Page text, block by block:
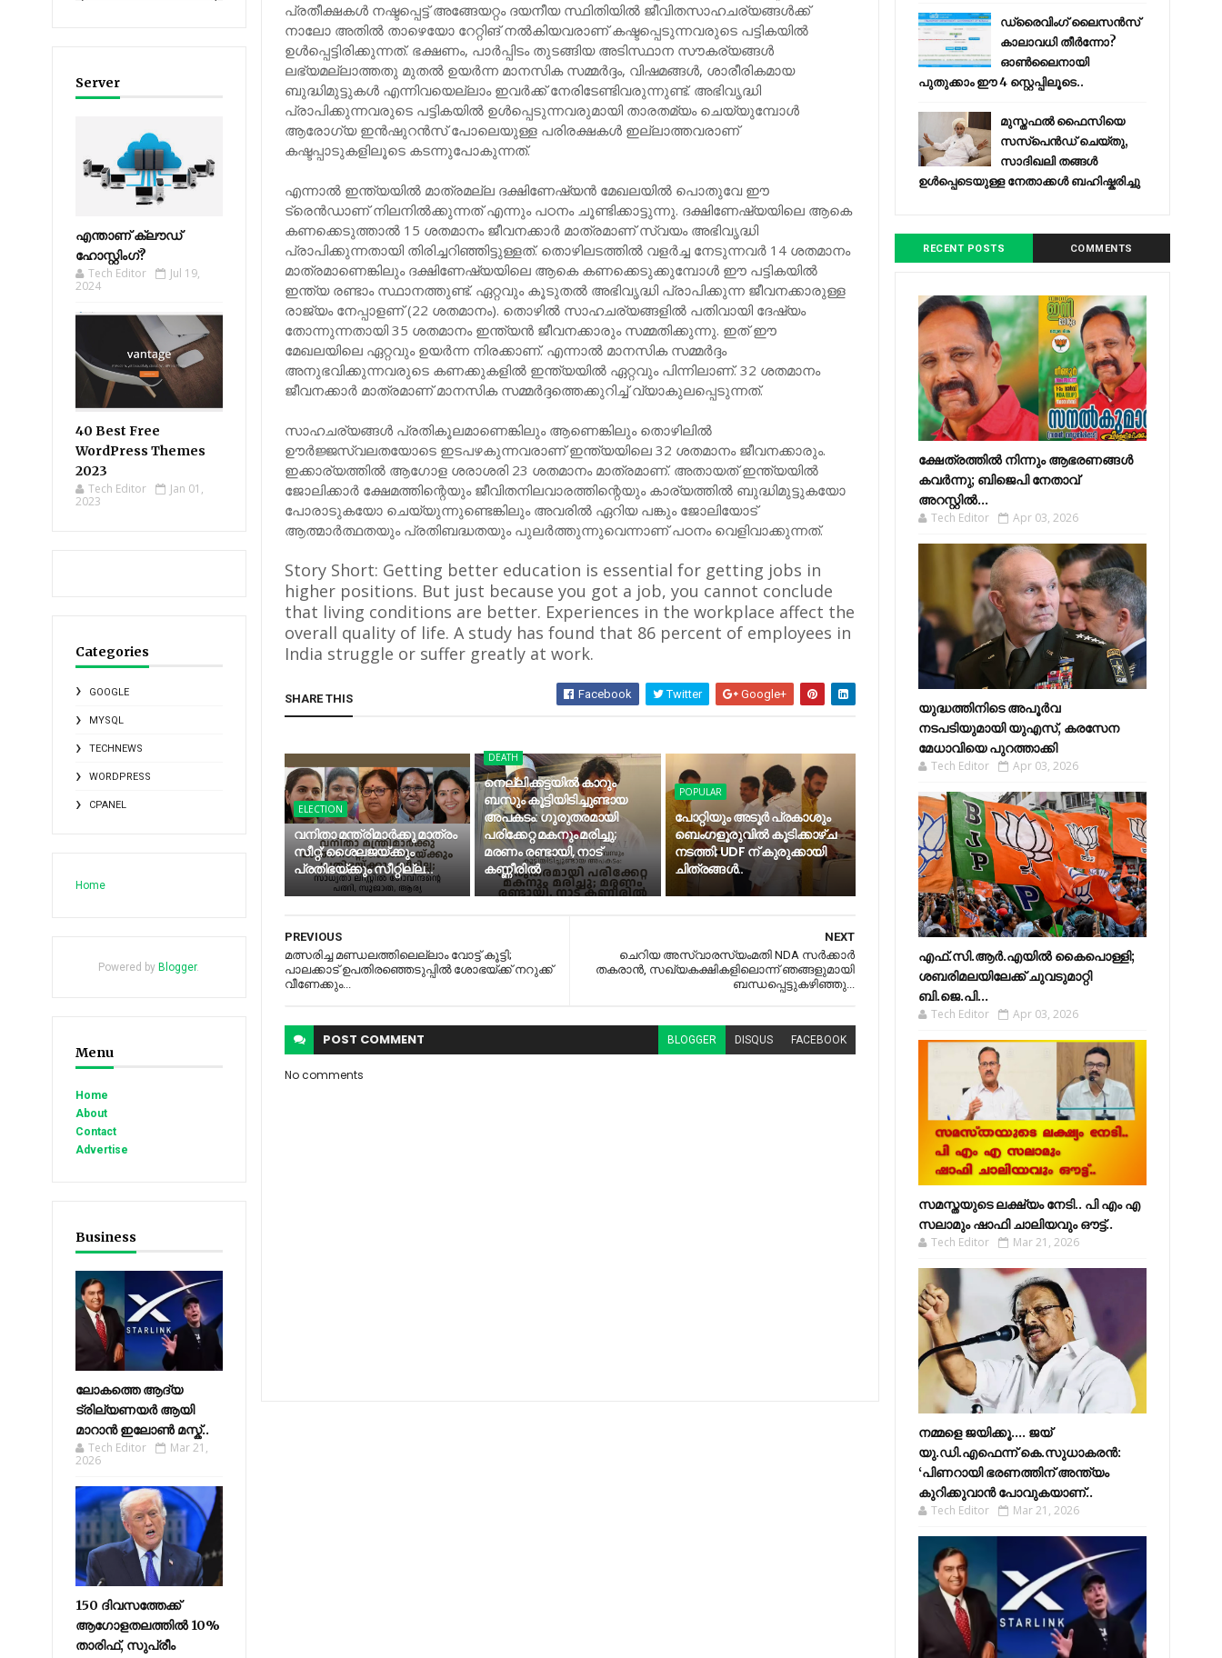
Server
എന്താണ് ക്ലൗഡ്
ഹോസ്റ്റിംഗ്?
Tech Editor
Jul 19,
2024
40 Best Free
WordPress Themes
2023
Tech Editor
Jan 01,
2023
Categories
GOOGLE
MYSQL
TECHNEWS
WORDPRESS
CPANEL
Home
Powered by Blogger.
Menu
Home
About
Contact
Advertise
Business
ലോകത്തെ ആദ്യ
ട്രില്യണയർ ആയി
മാറാൻ ഇലോൺ മസ്ക്..
Tech Editor
Mar 21,
2026
150 ദിവസത്തേക്ക്
ആഗോളതലത്തിൽ 10%
താരിഫ്, സുപ്രീം
പ്രതീക്ഷകൾ നഷ്ടപ്പെട്ട് അങ്ങേയറ്റം ദയനീയ സ്ഥിതിയിൽ ജീവിതസാഹചര്യങ്ങൾക്ക്
നാലോ അതിൽ താഴെയോ റേറ്റിങ് നൽകിയവരാണ് കഷ്ടപ്പെടുന്നവരുടെ പട്ടികയിൽ
ഉൾപ്പെട്ടിരിക്കുന്നത്. ഭക്ഷണം, പാർപ്പിടം തുടങ്ങിയ അടിസ്ഥാന സൗകര്യങ്ങൾ
ലഭ്യമല്ലാത്തതു മുതൽ ഉയർന്ന മാനസിക സമ്മർദ്ദം, വിഷമങ്ങൾ, ശാരീരികമായ
ബുദ്ധിമുട്ടുകൾ എന്നിവയെല്ലാം ഇവർക്ക് നേരിടേണ്ടിവരുന്നുണ്ട്. അഭിവൃദ്ധി
പ്രാപിക്കുന്നവരുടെ പട്ടികയിൽ ഉൾപ്പെടുന്നവരുമായി താരതമ്യം ചെയ്യുമ്പോൾ
ആരോഗ്യ ഇൻഷുറൻസ് പോലെയുള്ള പരിരക്ഷകൾ ഇല്ലാത്തവരാണ്
കഷ്ടപ്പാടുകളിലൂടെ കടന്നുപോകുന്നത്.
എന്നാൽ ഇന്ത്യയിൽ മാത്രമല്ല ദക്ഷിണേഷ്യൻ മേഖലയിൽ പൊതുവേ ഈ
ട്രെൻഡാണ് നിലനിൽക്കുന്നത് എന്നും പഠനം ചൂണ്ടിക്കാട്ടുന്നു. ദക്ഷിണേഷ്യയിലെ ആകെ
കണക്കെടുത്താൽ 15 ശതമാനം ജീവനക്കാർ മാത്രമാണ് സ്വയം അഭിവൃദ്ധി
പ്രാപിക്കുന്നതായി തിരിച്ചറിഞ്ഞിട്ടുള്ളത്. തൊഴിലടത്തിൽ വളർച്ച നേടുന്നവർ 14 ശതമാനം
മാത്രമാണെങ്കിലും ദക്ഷിണേഷ്യയിലെ ആകെ കണക്കെടുക്കുമ്പോൾ ഈ പട്ടികയിൽ
ഇന്ത്യ രണ്ടാം സ്ഥാനത്തുണ്ട്. ഏറ്റവും കൂടുതല്‍ അഭിവൃദ്ധി പ്രാപിക്കുന്ന ജീവനക്കാരുള്ള
രാജ്യം നേപ്പാളണ് (22 ശതമാനം). തൊഴിൽ സാഹചര്യങ്ങളിൽ പതിവായി ദേഷ്യം
തോന്നുന്നതായി 35 ശതമാനം ഇന്ത്യൻ ജീവനക്കാരും സമ്മതിക്കുന്നു. ഇത് ഈ
മേഖലയിലെ ഏറ്റവും ഉയർന്ന നിരക്കാണ്. എന്നാൽ മാനസിക സമ്മർദ്ദം
അനുഭവിക്കുന്നവരുടെ കണക്കുകളിൽ ഇന്ത്യയിൽ ഏറ്റവും പിന്നിലാണ്. 32 ശതമാനം
ജീവനക്കാർ മാത്രമാണ് മാനസിക സമ്മർദ്ദത്തെക്കുറിച്ച് വ്യാകുലപ്പെടുന്നത്.
സാഹചര്യങ്ങൾ പ്രതികൂലമാണെങ്കിലും ആണെങ്കിലും തൊഴിലിൽ
ഊർജ്ജസ്വലതയോടെ ഇടപഴകുന്നവരാണ് ഇന്ത്യയിലെ 32 ശതമാനം ജീവനക്കാരും.
ഇക്കാര്യത്തിൽ ആഗോള ശരാശരി 23 ശതമാനം മാത്രമാണ്. അതായത് ഇന്ത്യയിൽ
ജോലിക്കാർ ക്ഷേമത്തിന്റെയും ജീവിതനിലവാരത്തിന്റെയും കാര്യത്തിൽ ബുദ്ധിമുട്ടുകയോ
പോരാടുകയോ ചെയ്യുന്നുണ്ടെങ്കിലും അവരിൽ ഏറിയ പങ്കും ജോലിയോട്
ആത്മാർത്ഥതയും പ്രതിബദ്ധതയും പുലർത്തുന്നുവെന്നാണ് പഠനം വെളിവാക്കുന്നത്.
Story Short: Getting better education is essential for getting jobs in
higher positions. But just because you got a job, you cannot conclude
that living conditions are better. Experiences in the workplace affect the
overall quality of life. A study has found that 86 percent of employees in
India struggle or suffer greatly at work.
SHARE THIS Facebook Twitter Google+
ELECTION
വനിതാ മന്ത്രിമാർക്കു മാത്രം
സീറ്റ്; ശൈലജയ്ക്കും
പ്രതിഭയ്ക്കും സീറ്റില്ല...
DEATH
നെല്ലിക്കട്ടയില്‍ കാറും
ബസും കൂട്ടിയിടിച്ചുണ്ടായ
അപകടം: ഗുരുതരമായി
പരിക്കേറ്റ മകനും മരിച്ചു;
മരണം രണ്ടായി, നാട്
കണ്ണീരില്‍
POPULAR
പോറ്റിയും അടൂര്‍ പ്രകാശും
ബെംഗളൂരുവിൽ കൂടിക്കാഴ്ച
നടത്തി; UDF ന് കുരുക്കായി
ചിത്രങ്ങൾ..
NEXT
ചെറിയ അസ്വാരസ്യംമതി NDA സര്‍ക്കാർ
തകരാൻ, സഖ്യകക്ഷികളിലൊന്ന് ഞങ്ങളുമായി
ബന്ധപ്പെട്ടുകഴിഞ്ഞു...
PREVIOUS
മത്സരിച്ച മണ്ഡലത്തിലെല്ലാം വോട്ട് കൂട്ടി;
പാലക്കാട് ഉപതിരഞ്ഞെടുപ്പിൽ ശോഭയ്ക്ക് നറുക്ക്
വീണേക്കും...
POST COMMENT BLOGGER DISQUS FACEBOOK
No comments
ഡ്രൈവിംഗ് ലൈസൻസ്
കാലാവധി തീർന്നോ?
ഓൺലൈനായി
പുതുക്കാം ഈ 4 സ്റ്റെപ്പിലൂടെ..
മുസ്തഫൽ ഫൈസിയെ
സസ്‌പെൻഡ് ചെയ്തു,
സാദിഖലി തങ്ങൾ
ഉൾപ്പെടെയുള്ള നേതാക്കൾ ബഹിഷ്കരിച്ചു
RECENT POSTS COMMENTS
ക്ഷേത്രത്തിൽ നിന്നും ആഭരണങ്ങൾ
കവർന്നു; ബിജെപി നേതാവ്
അറസ്റ്റിൽ...
Tech Editor Apr 03, 2026
യുദ്ധത്തിനിടെ അപൂർവ
നടപടിയുമായി യുഎസ്, കരസേന
മേധാവിയെ പുറത്താക്കി
Tech Editor Apr 03, 2026
എഫ്​.സി.ആർ.എയിൽ കൈപൊള്ളി;
ശബരിമലയിലേക്ക്​ ചുവടുമാറ്റി
ബി.ജെ.പി...
Tech Editor Apr 03, 2026
സമസ്തയുടെ ലക്ഷ്യം നേടി.. പി എം എ
സലാമും ഷാഫി ചാലിയവും ഔട്ട്..
Tech Editor Mar 21, 2026
നമ്മളെ ജയിക്കൂ.... ജയ്
യു.ഡി.എഫെന്ന് കെ.സുധാകരൻ:
‘പിണറായി ഭരണത്തിന് അന്ത്യം
കുറിക്കുവാൻ പോവുകയാണ്..
Tech Editor Mar 21, 2026